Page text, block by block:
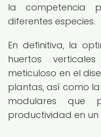
la competencia
diferentes especies.
En definitiva, la
huertos
meticuloso en el
plantas, así como
modulares que
productividad en